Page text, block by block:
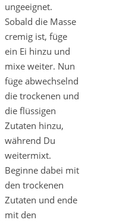
ungeeignet.
Sobald die Masse
cremig ist, füge
ein Ei hinzu und
mixe weiter. Nun
füge abwechselnd
die trockenen und
die flüssigen
Zutaten hinzu,
während Du
weitermixt.
Beginne dabei mit
den trockenen
Zutaten und ende
mit den